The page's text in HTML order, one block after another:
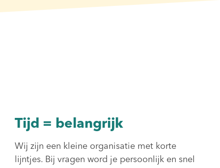
Tijd = belangrijk
Wij zijn een kleine organisatie met korte
lijntjes. Bij vragen word je persoonlijk en snel